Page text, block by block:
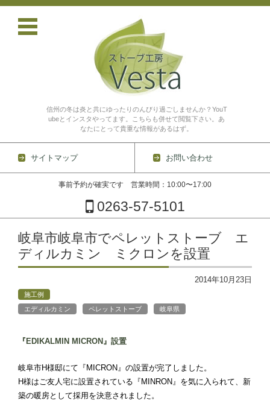
信州の冬は炎と共にゆったりのんびり過ごしませんか？YouT
ubeとインスタやってます。こちらも併せて閲覧下さい。あ
なたにとって貴重な情報があるはず。
サイトマップ お問い合わせ
事前予約が確実です 営業時間：10:00〜17:00
0263-57-5101
コンテンツに移動
岐阜市岐阜市でペレットストーブ エ
ディルカミン ミクロンを設置
2014年10月23日
施工例
エディルカミン
ペレットストーブ 岐阜県
『EDIKALMIN MICRON』設置
岐阜市H様邸にて『MICRON』の設置が完了しました。
H様はご友人宅に設置されている『MINRON』を気に入られて、新
築の暖房として採用を決意されました。